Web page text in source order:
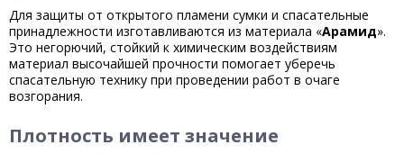
Для защиты от открытого пламени сумки и спасательные
принадлежности изготавливаются из материала «Арамид».
Это негорючий, стойкий к химическим воздействиям
материал высочайшей прочности помогает уберечь
спасательную технику при проведении работ в очаге
возгорания.
Плотность имеет значение